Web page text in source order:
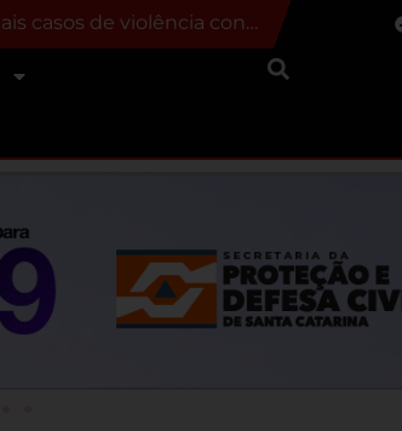
Carro é arremessado contra ponto de ônibus após colisão; quatro pessoas ficam feridas
e acaba preso